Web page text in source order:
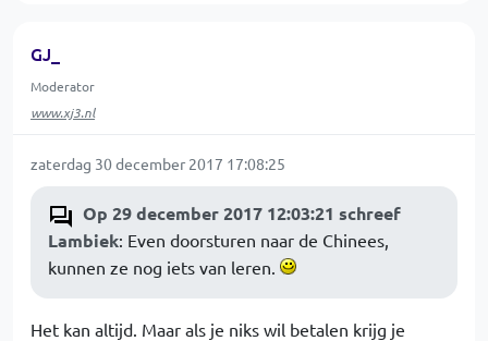
GJ_
Moderator
www.xj3.nl
zaterdag 30 december 2017 17:08:25
Op 29 december 2017 12:03:21 schreef
Lambiek: Even doorsturen naar de Chinees,
kunnen ze nog iets van leren.
Het kan altijd. Maar als je niks wil betalen krijg je